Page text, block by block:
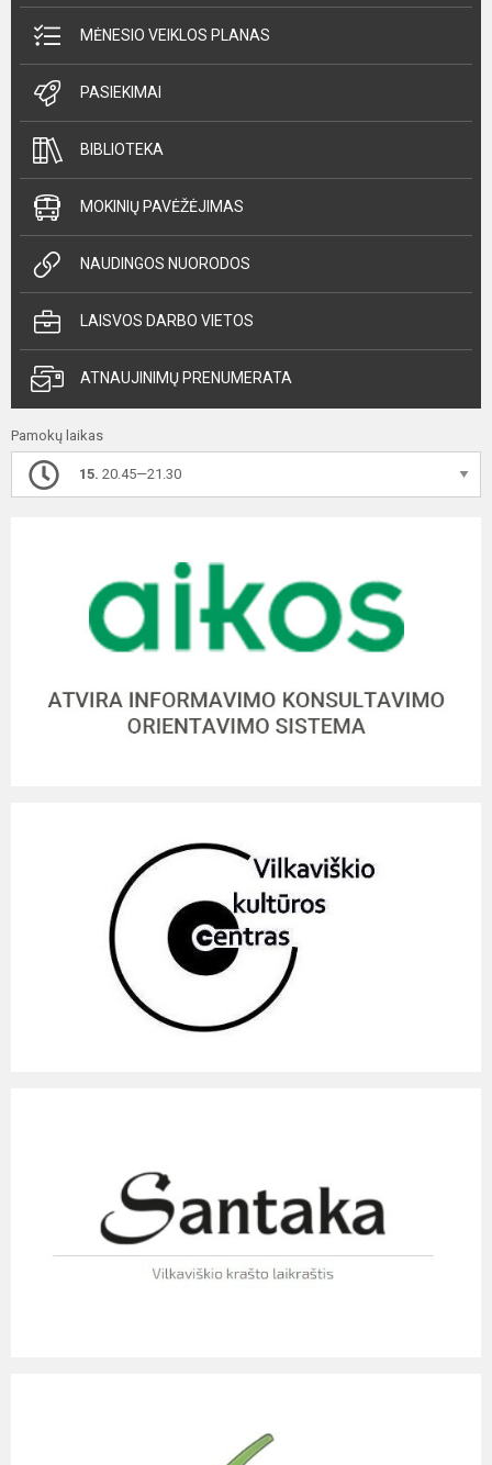
MĖNESIO VEIKLOS PLANAS
PASIEKIMAI
BIBLIOTEKA
MOKINIŲ PAVĖŽĖJIMAS
NAUDINGOS NUORODOS
LAISVOS DARBO VIETOS
ATNAUJINIMŲ PRENUMERATA
Pamokų laikas
15. 20.45—21.30